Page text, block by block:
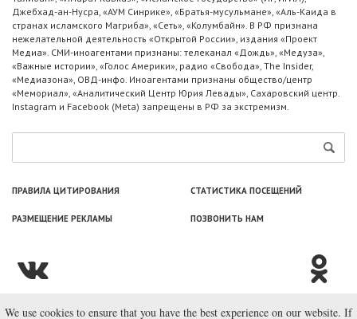
Джебхад-ан-Нусра, «АУМ Синрике», «Братья-мусульмане», «Аль-Каида в
странах исламского Магриба», «Сеть», «Колумбайн». В РФ признана
нежелательной деятельность «Открытой России», издания «Проект
Медиа». СМИ-иноагентами признаны: телеканал «Дождь», «Медуза»,
«Важные истории», «Голос Америки», радио «Свобода», The Insider,
«Медиазона», ОВД-инфо. Иноагентами признаны общество/центр
«Мемориал», «Аналитический Центр Юрия Левады», Сахаровский центр.
Instagram и Facebook (Metа) запрещены в РФ за экстремизм.
ПРАВИЛА ЦИТИРОВАНИЯ СТАТИСТИКА ПОСЕЩЕНИЙ
РАЗМЕЩЕНИЕ РЕКЛАМЫ ПОЗВОНИТЬ НАМ
© ООО «Лаборатория Новоcтей», 2003—2026.
We use cookies to ensure that you have the best experience on our website. If